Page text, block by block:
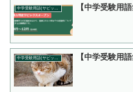
中学受験用語(サピックス) 【中学受験用
中学受験用語(サピックス) 【中学受験用